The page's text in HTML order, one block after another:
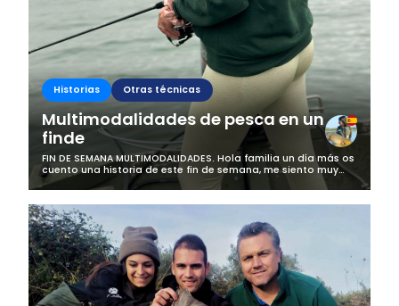
Historias Otras técnicas
Multimodalidades de pesca en un
finde
FIN DE SEMANA MULTIMODALIDADES. Hola familia un día más os
cuento una historia de este fin de semana, me siento muy
afortunada de poder vivir estas aventuras y poder seguir
creciendo en la pesca...